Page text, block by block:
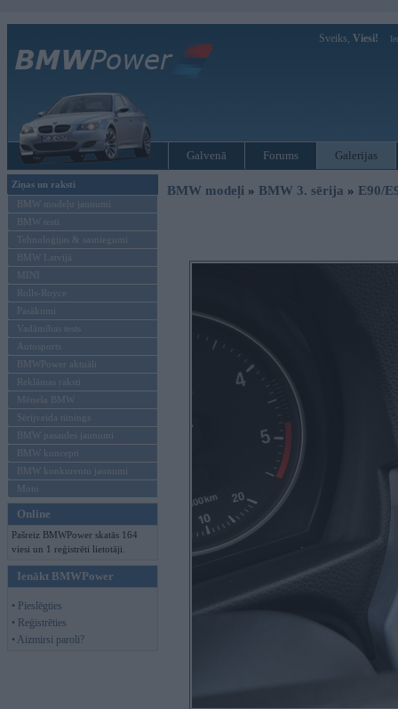
Sveiks, Viesi!
Galvenā Forums Galerijas
Ziņas un raksti
BMW modeļu jaunumi
BMW testi
Tehnoloģijas & sasniegumi
BMW Latvijā
MINI
Rolls-Royce
Pasākumi
Vadāmības tests
Autosports
BMWPower aktuāli
Reklāmas raksti
Mēneša BMW
Sērijveida tūnings
BMW pasaules jaunumi
BMW koncepti
BMW konkurentu jaunumi
Moto
Online
Pašreiz BMWPower skatās 164
viesi un 1 reģistrēti lietotāji.
Ienākt BMWPower
• Pieslēgties
• Reģistrēties
• Aizmirsi paroli?
BMW modeļi » BMW 3. sērija » E90/